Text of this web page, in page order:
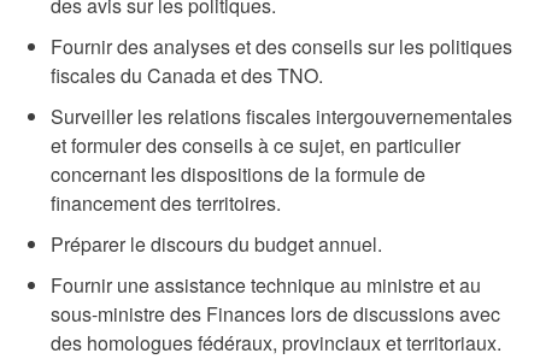
des avis sur les politiques.
Fournir des analyses et des conseils sur les politiques
fiscales du Canada et des TNO.
Surveiller les relations fiscales intergouvernementales
et formuler des conseils à ce sujet, en particulier
concernant les dispositions de la formule de
financement des territoires.
Préparer le discours du budget annuel.
Fournir une assistance technique au ministre et au
sous-ministre des Finances lors de discussions avec
des homologues fédéraux, provinciaux et territoriaux.